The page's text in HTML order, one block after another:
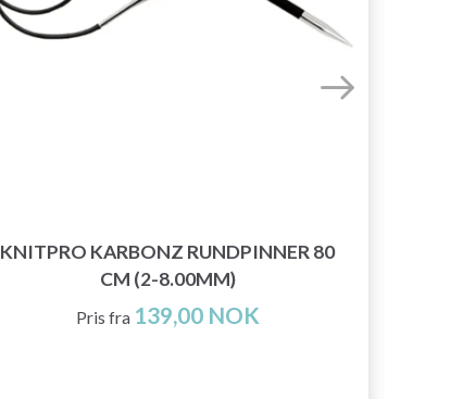
KNITPRO KARBONZ RUNDPINNER 80
CM (2-8.00MM)
Pris fra 139,00 NOK